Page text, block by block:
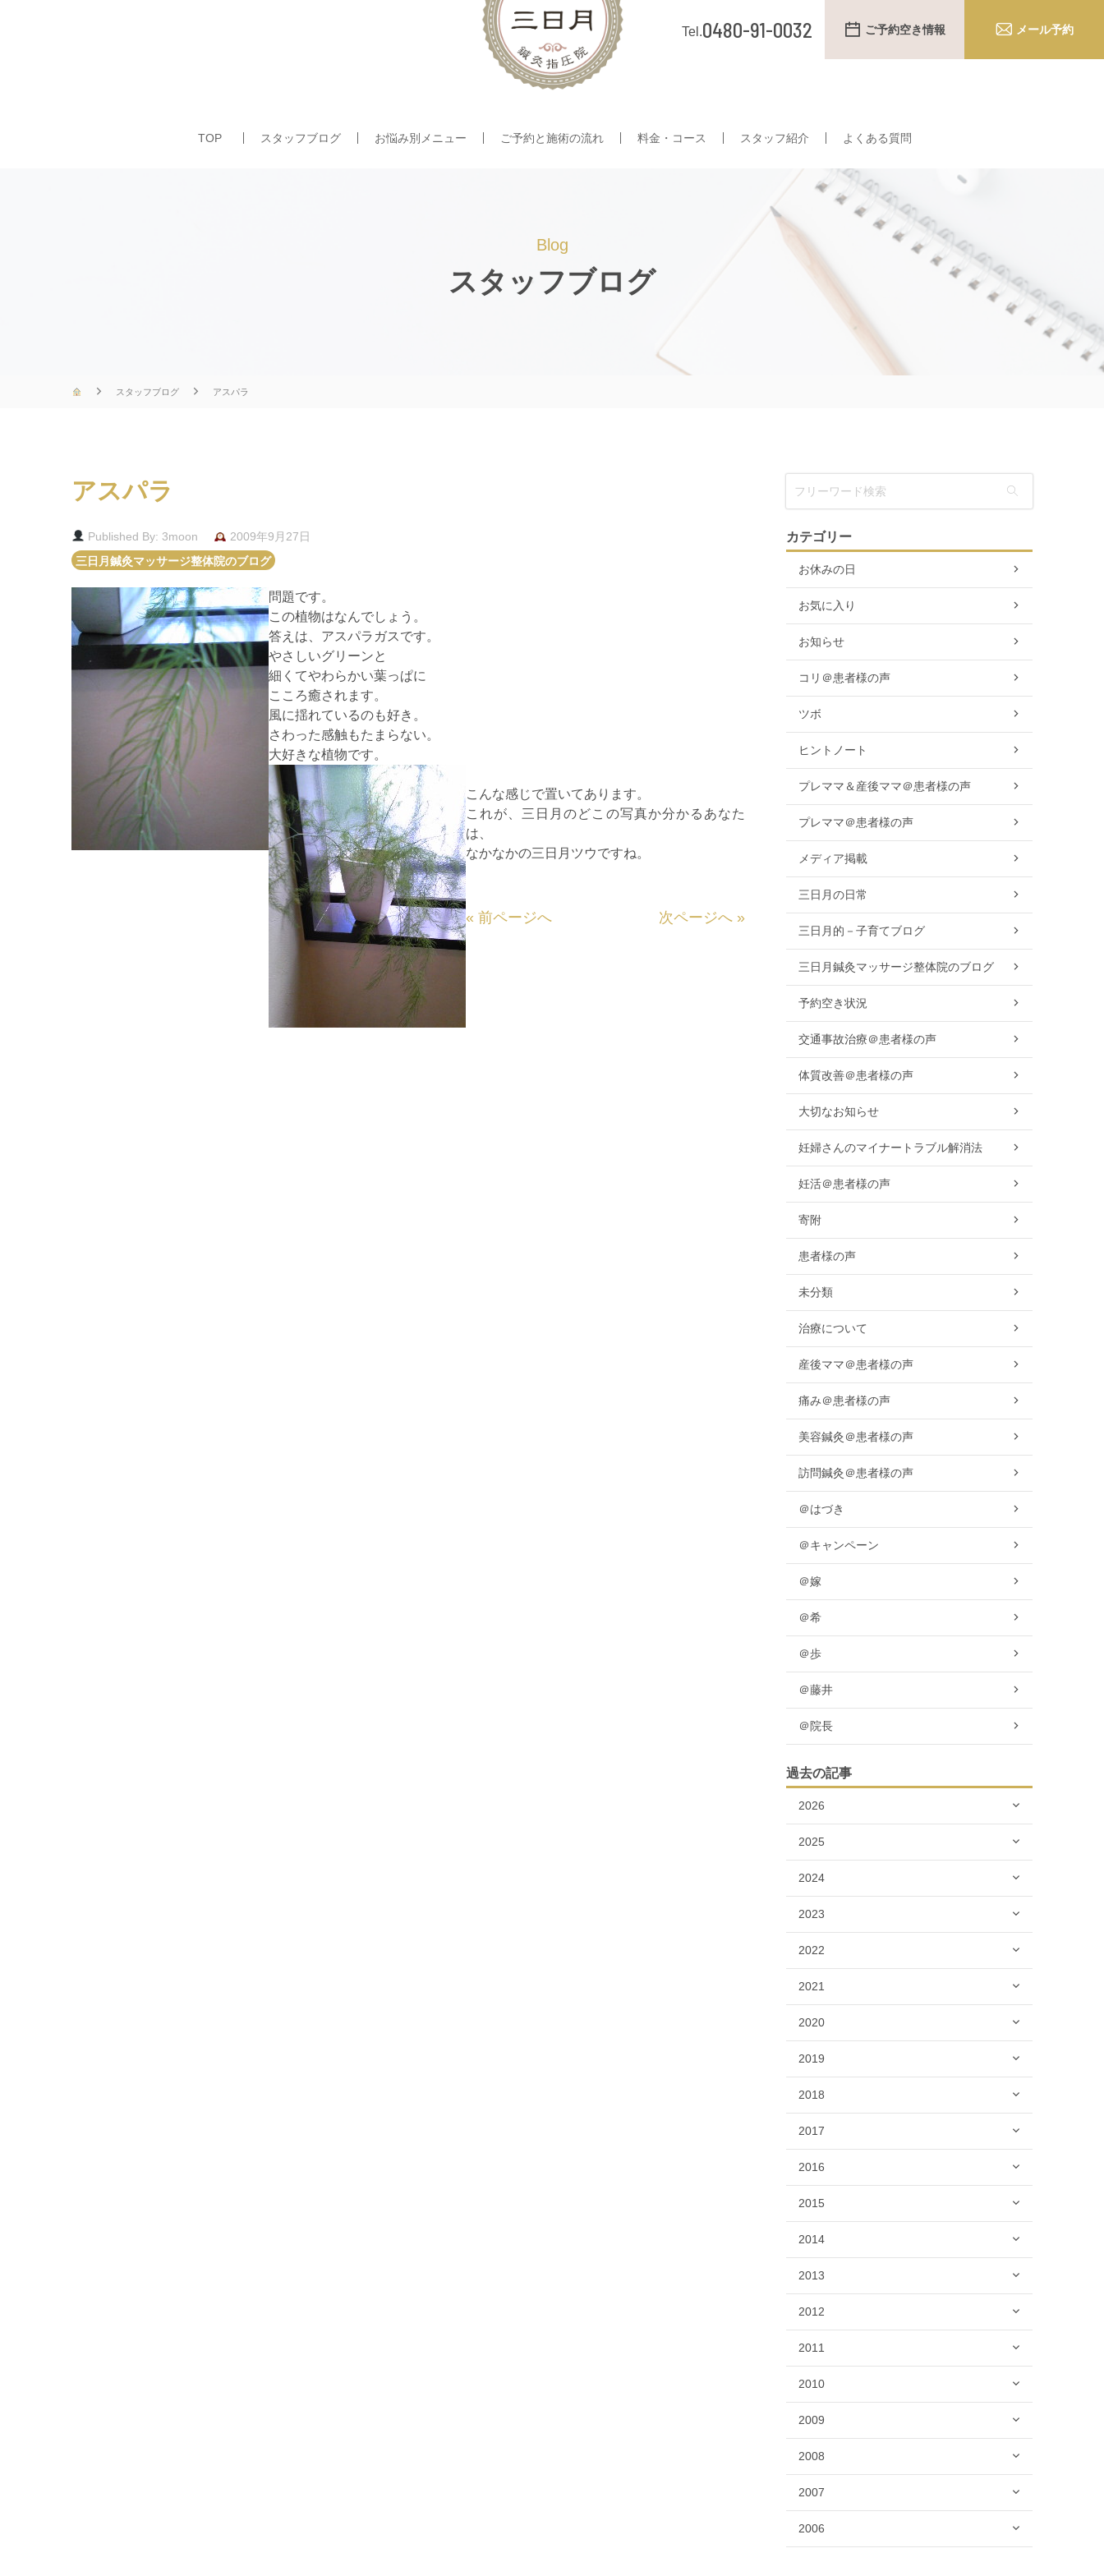
TOP スタッフブログ お悩み別メニュー ご予約と施術の流れ 料金・コース スタッフ紹介 よくある質問
0480-91-0032 ご予約空き情報 メール予約
Blog
スタッフブログ
スタッフブログ アスパラ
アスパラ
Published By: 3moon 2009年9月27日
三日月鍼灸マッサージ整体院のブログ
問題です。
この植物はなんでしょう。
答えは、アスパラガスです。
やさしいグリーンと
細くてやわらかい葉っぱに
こころ癒されます。
風に揺れているのも好き。
さわった感触もたまらない。
大好きな植物です。
こんな感じで置いてあります。
これが、三日月のどこの写真か分かるあなた
は、
なかなかの三日月ツウですね。
« 前ページへ 次ページへ »
カテゴリー
お休みの日
お気に入り
お知らせ
コリ＠患者様の声
ツボ
ヒントノート
プレママ＆産後ママ＠患者様の声
プレママ＠患者様の声
メディア掲載
三日月の日常
三日月的－子育てブログ
三日月鍼灸マッサージ整体院のブログ
予約空き状況
交通事故治療＠患者様の声
体質改善＠患者様の声
大切なお知らせ
妊婦さんのマイナートラブル解消法
妊活＠患者様の声
寄附
患者様の声
未分類
治療について
産後ママ＠患者様の声
痛み＠患者様の声
美容鍼灸＠患者様の声
訪問鍼灸＠患者様の声
＠はづき
＠キャンペーン
＠嫁
＠希
＠歩
＠藤井
＠院長
過去の記事
2026
2025
2024
2023
2022
2021
2020
2019
2018
2017
2016
2015
2014
2013
2012
2011
2010
2009
2008
2007
2006